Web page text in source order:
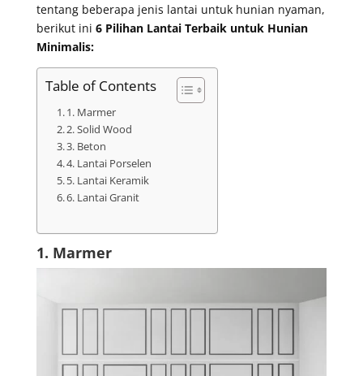
tentang beberapa jenis lantai untuk hunian nyaman,
berikut ini 6 Pilihan Lantai Terbaik untuk Hunian
Minimalis:
Table of Contents
1. Marmer
2. Solid Wood
3. Beton
4. Lantai Porselen
5. Lantai Keramik
6. Lantai Granit
1. Marmer